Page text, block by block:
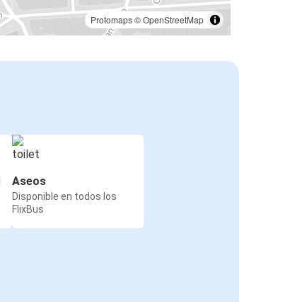
Protomaps©OpenStreetMap
Aseos
Disponible en todos los
FlixBus